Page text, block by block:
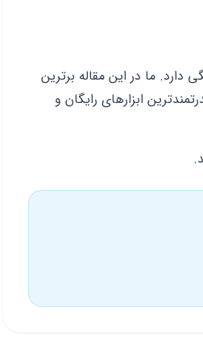
دارد. ما در این مقاله برترین
قدرتمندترین ابزارهای رایگان و